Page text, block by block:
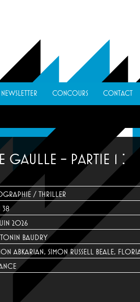
NEWSLETTER CONCOURS CONTACT
GAULLE - PARTIE 1 :
/ THRILLER
38
2026
BAUDRY
ABKARIAN, SIMON RUSSELL BEALE,